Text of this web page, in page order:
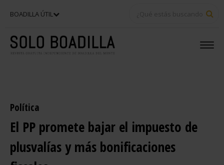
BOADILLA ÚTIL
Política
El PP promete bajar el impuesto de
plusvalías y más bonificaciones